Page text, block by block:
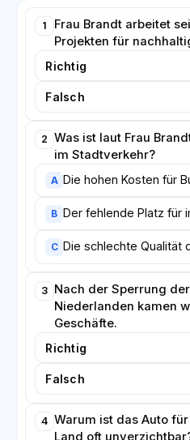
1
Frau Brandt arbeitet
Projekten für
Richtig
Falsch
2
Was ist laut Frau
im Stadtverkehr?
A Die hohen Kosten für
B Der fehlende Platz für
C Die schlechte Qualität
3 Nach der Sperrung
Niederlanden kamen
Geschäfte.
Richtig
Falsch
4 Warum ist das Auto
Land oft